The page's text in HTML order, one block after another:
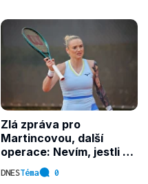
Zlá zpráva pro
Martincovou, další
operace: Nevím, jestli se
ještě vrátím
DNESTéma 0